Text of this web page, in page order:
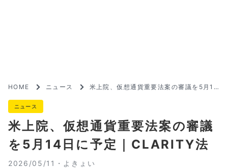
HOME ニュース
米上院、仮想通貨重要法案の審議を5月14
ニュース
米上院、仮想通貨重要法案の審議
を5月14日に予定｜CLARITY法
2026/05/11・ よきょい